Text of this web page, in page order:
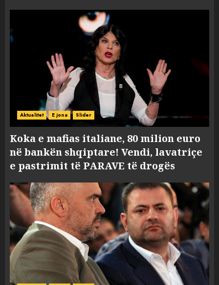
Aktualitet E jona Slider
Koka e mafias italiane, 80 milion euro
në bankën shqiptare! Vendi, lavatriçe
e pastrimit të PARAVE të drogës